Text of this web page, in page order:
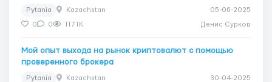
Pytania Kazachstan 05-06-2025
0 0 117.1K Денис Сурков
Мой опыт выхода на рынок криптовалют с помощью
проверенного брокера
Pytania Kazachstan 30-04-2025